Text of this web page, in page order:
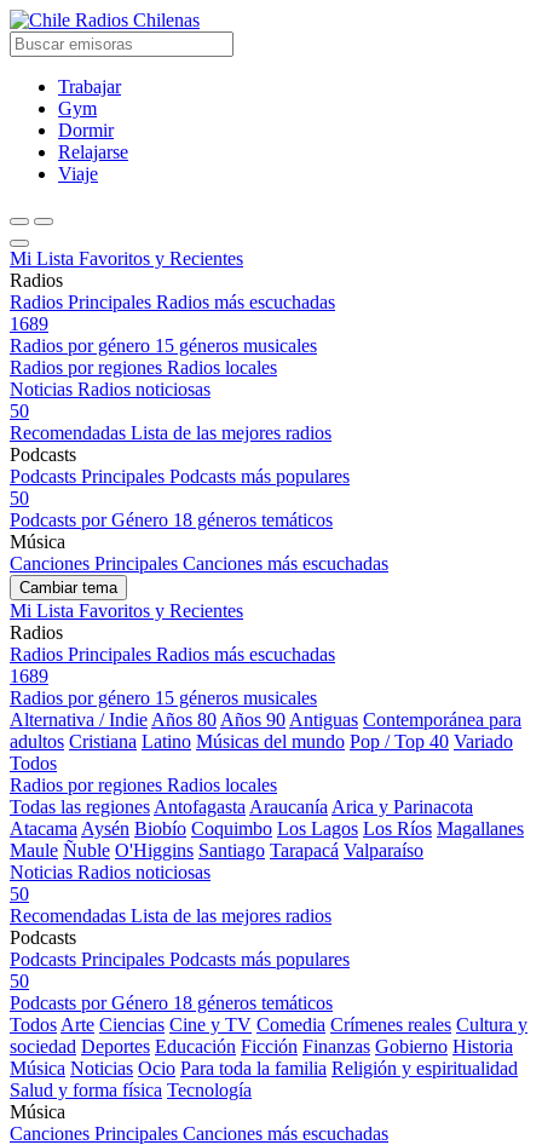
Radios Chilenas
Trabajar
Gym
Dormir
Relajarse
Viaje
Mi Lista Favoritos y Recientes
Radios
Radios Principales Radios más escuchadas
1689
Radios por género 15 géneros musicales
Radios por regiones Radios locales
Noticias Radios noticiosas
50
Recomendadas Lista de las mejores radios
Podcasts
Podcasts Principales Podcasts más populares
50
Podcasts por Género 18 géneros temáticos
Música
Canciones Principales Canciones más escuchadas
Cambiar tema
Mi Lista Favoritos y Recientes
Radios
Radios Principales Radios más escuchadas
1689
Radios por género 15 géneros musicales
Alternativa / Indie Años 80 Años 90 Antiguas Contemporánea para
adultos Cristiana Latino Músicas del mundo Pop / Top 40 Variado
Todos
Radios por regiones Radios locales
Todas las regiones Antofagasta Araucanía Arica y Parinacota
Atacama Aysén Biobío Coquimbo Los Lagos Los Ríos Magallanes
Maule Ñuble O'Higgins Santiago Tarapacá Valparaíso
Noticias Radios noticiosas
50
Recomendadas Lista de las mejores radios
Podcasts
Podcasts Principales Podcasts más populares
50
Podcasts por Género 18 géneros temáticos
Todos Arte Ciencias Cine y TV Comedia Crímenes reales Cultura y
sociedad Deportes Educación Ficción Finanzas Gobierno Historia
Música Noticias Ocio Para toda la familia Religión y espiritualidad
Salud y forma física Tecnología
Música
Canciones Principales Canciones más escuchadas